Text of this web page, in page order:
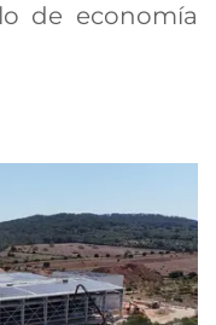
de economía